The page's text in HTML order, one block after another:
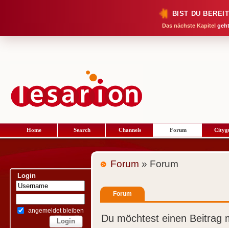
BIST DU
Das nächste Kapitel
Home Search Channels Forum
Login
angemeldet bleiben
Forum » Forum
Forum
Du möchtest einen Beitrag